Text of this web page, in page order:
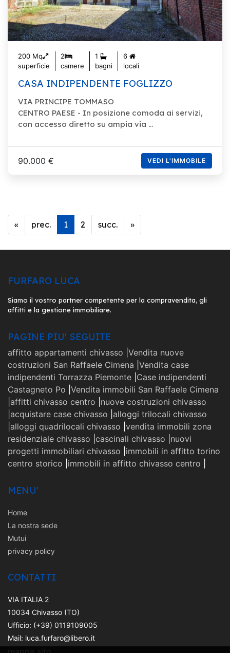
200 Mq
superficie
2
camere
1
bagni
6
locali
CASA INDIPENDENTE FOGLIZZO
VIA PRINCIPE TOMMASO
CENTRO PAESE - In posizione comoda ai servizi,
con accesso diretto su ampia via ...
90.000 € VEDI L'IMMOBILE
« Primoprec.Primo
1 2 succ. »Ultimo
FURFARO LUCA
Siamo il vostro partner competente per la compravendita, gli
affitti e la gestione immobiliare.
PAGINE PIU' SEGUITE
affitto appartamenti chivasso Vendita nuove
costruzioni San Raffaele Cimena Vendita case
indipendenti Torrazza Piemonte Case indipendenti
Castagneto Po Vendita immobili San Raffaele Cimena
affitti chivasso centro nuove costruzioni chivasso
acquistare case chivasso alloggi trilocali chivasso
alloggi quadrilocali chivasso vendita immobili zona
residenziale chivasso cascinali chivasso nuovi
progetti immobiliari chivasso immobili in affitto torino
centro storico immobili in affitto chivasso centro
MENU'
Home
La nostra sede
Mutui
privacy policy
CONTATTI
VIA ITALIA 2
10034 Chivasso (TO)
Ufficio: (+39) 0119109005
Mail: luca.furfaro@libero.it